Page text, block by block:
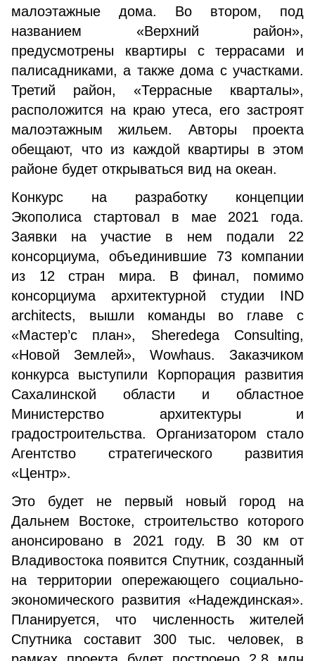
малоэтажные дома. Во втором, под
названием «Верхний район»,
предусмотрены квартиры с террасами и
палисадниками, а также дома с участками.
Третий район, «Террасные кварталы»,
расположится на краю утеса, его застроят
малоэтажным жильем. Авторы проекта
обещают, что из каждой квартиры в этом
районе будет открываться вид на океан.
Конкурс на разработку концепции
Экополиса стартовал в мае 2021 года.
Заявки на участие в нем подали 22
консорциума, объединившие 73 компании
из 12 стран мира. В финал, помимо
консорциума архитектурной студии IND
architects, вышли команды во главе с
«Мастер’c план», Sheredega Consulting,
«Новой Землей», Wowhaus. Заказчиком
конкурса выступили Корпорация развития
Сахалинской области и областное
Министерство архитектуры и
градостроительства. Организатором стало
Агентство стратегического развития
«Центр».
Это будет не первый новый город на
Дальнем Востоке, строительство которого
анонсировано в 2021 году. В 30 км от
Владивостока появится Спутник, созданный
на территории опережающего социально-
экономического развития «Надеждинская».
Планируется, что численность жителей
Спутника составит 300 тыс. человек, в